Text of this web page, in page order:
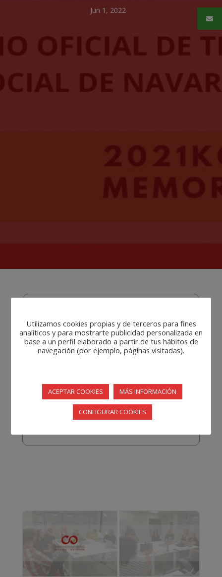
Jun 1, 2022
Tras la celebración de la asamblea y aprobación de
la memoria de actividades y económica, aquí os
Utilizamos cookies propias y de terceros para fines
analíticos y para mostrarte publicidad personalizada en
base a un perfil elaborado a partir de tus hábitos de
navegación (por ejemplo, páginas visitadas).
ACEPTAR COOKIES MÁS INFORMACIÓN
CONFIGURAR COOKIES